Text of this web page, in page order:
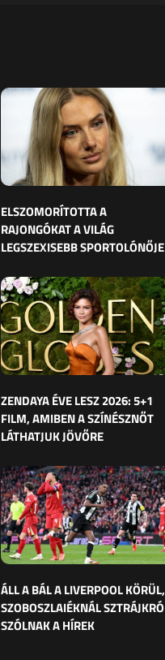
ELSZOMORÍTOTTA A
RAJONGÓKAT A VILÁG
LEGSZEXISEBB SPORTOLÓNŐJE
ZENDAYA ÉVE LESZ 2026: 5+1
FILM, AMIBEN A SZÍNÉSZNŐT
LÁTHATJUK JÖVŐRE
ÁLL A BÁL A LIVERPOOL KÖRÜL,
SZOBOSZLAIÉKNÁL
SZÓLNAK A HÍREK